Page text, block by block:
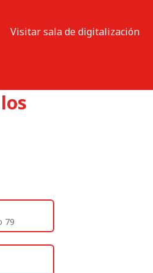
Visitar sala de digitalización
79